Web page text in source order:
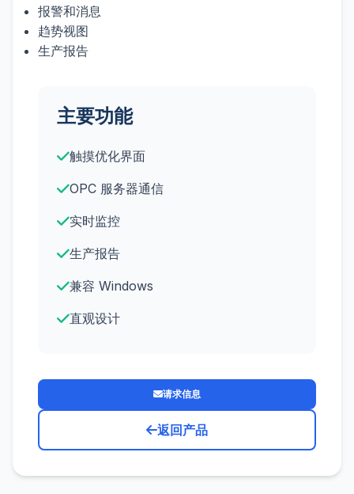
报警和消息
趋势视图
生产报告
主要功能
触摸优化界面
OPC 服务器通信
实时监控
生产报告
兼容 Windows
直观设计
请求信息
返回产品